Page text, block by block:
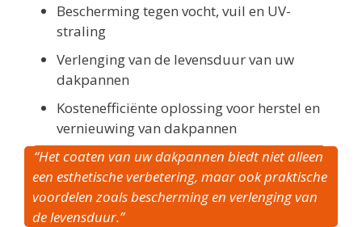
Bescherming tegen vocht, vuil en UV-
straling
Verlenging van de levensduur van uw
dakpannen
Kostenefficiënte oplossing voor herstel en
vernieuwing van dakpannen
“Het coaten van uw dakpannen biedt niet alleen
een esthetische verbetering, maar ook praktische
voordelen zoals bescherming en verlenging van
de levensduur.”